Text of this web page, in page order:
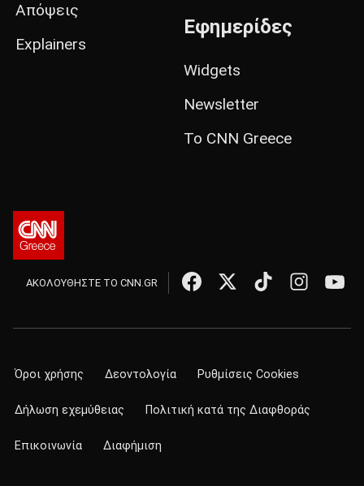
Απόψεις
Explainers
Εφημερίδες
Widgets
Newsletter
Το CNN Greece
ΑΚΟΛΟΥΘΗΣΤΕ ΤΟ CNN.GR
Όροι χρήσης Δεοντολογία Ρυθμίσεις Cookies
Δήλωση εχεμύθειας Πολιτική κατά της Διαφθοράς
Επικοινωνία Διαφήμιση